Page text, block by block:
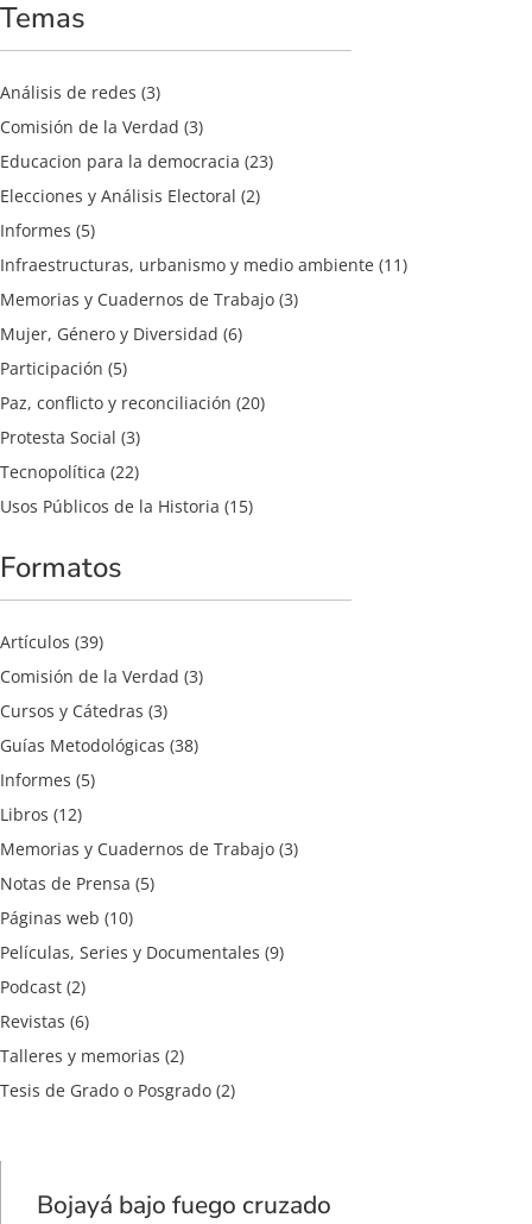
Temas
Análisis de redes (3)
Comisión de la Verdad (3)
Educacion para la democracia (23)
Elecciones y Análisis Electoral (2)
Informes (5)
Infraestructuras, urbanismo y medio ambiente (11)
Memorias y Cuadernos de Trabajo (3)
Mujer, Género y Diversidad (6)
Participación (5)
Paz, conflicto y reconciliación (20)
Protesta Social (3)
Tecnopolítica (22)
Usos Públicos de la Historia (15)
Formatos
Artículos (39)
Comisión de la Verdad (3)
Cursos y Cátedras (3)
Guías Metodológicas (38)
Informes (5)
Libros (12)
Memorias y Cuadernos de Trabajo (3)
Notas de Prensa (5)
Páginas web (10)
Películas, Series y Documentales (9)
Podcast (2)
Revistas (6)
Talleres y memorias (2)
Tesis de Grado o Posgrado (2)
Bojayá bajo fuego cruzado